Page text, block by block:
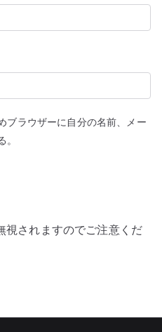
ブラウザーに自分の名前、メー
視されますのでご注意くだ